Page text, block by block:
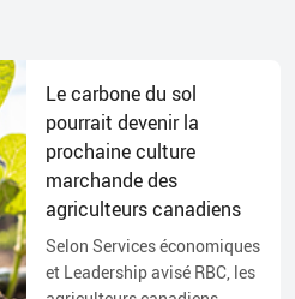
Le carbone du sol
pourrait devenir la
prochaine culture
marchande des
agriculteurs canadiens
Selon Services économiques
et Leadership avisé RBC, les